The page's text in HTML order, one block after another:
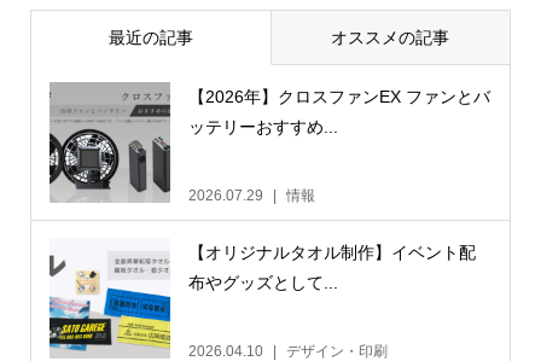
最近の記事 オススメの記事
【2026年】クロスファンEX ファンとバ
ッテリーおすすめ...
2026.07.29 情報
【オリジナルタオル制作】イベント配
布やグッズとして...
2026.04.10 デザイン・印刷